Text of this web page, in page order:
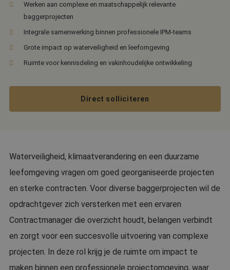
Werken aan complexe en maatschappelijk relevante
baggerprojecten
Integrale samenwerking binnen professionele IPM-teams
Grote impact op waterveiligheid en leefomgeving
Ruimte voor kennisdeling en vakinhoudelijke ontwikkeling
Direct solliciteren
Waterveiligheid, klimaatverandering en een duurzame
leefomgeving vragen om goed georganiseerde projecten
en sterke contracten. Voor diverse baggerprojecten wil de
opdrachtgever zich versterken met een ervaren
Contractmanager die overzicht houdt, belangen verbindt
en zorgt voor een succesvolle uitvoering van complexe
projecten. In deze rol krijg je de ruimte om impact te
maken binnen een professionele projectomgeving, waar